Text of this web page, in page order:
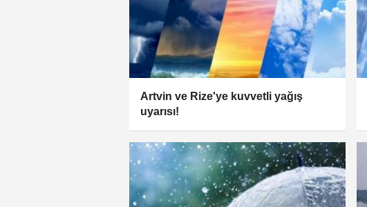
Artvin ve Rize'ye kuvvetli yağış
uyarısı!